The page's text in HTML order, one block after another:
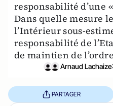
responsabilité d’une
Dans quelle mesure
l’Intérieur sous-
responsabilité de
de maintien de
Arnaud Lachaize
PARTAGER